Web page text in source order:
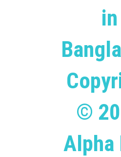
in
©
Alpha